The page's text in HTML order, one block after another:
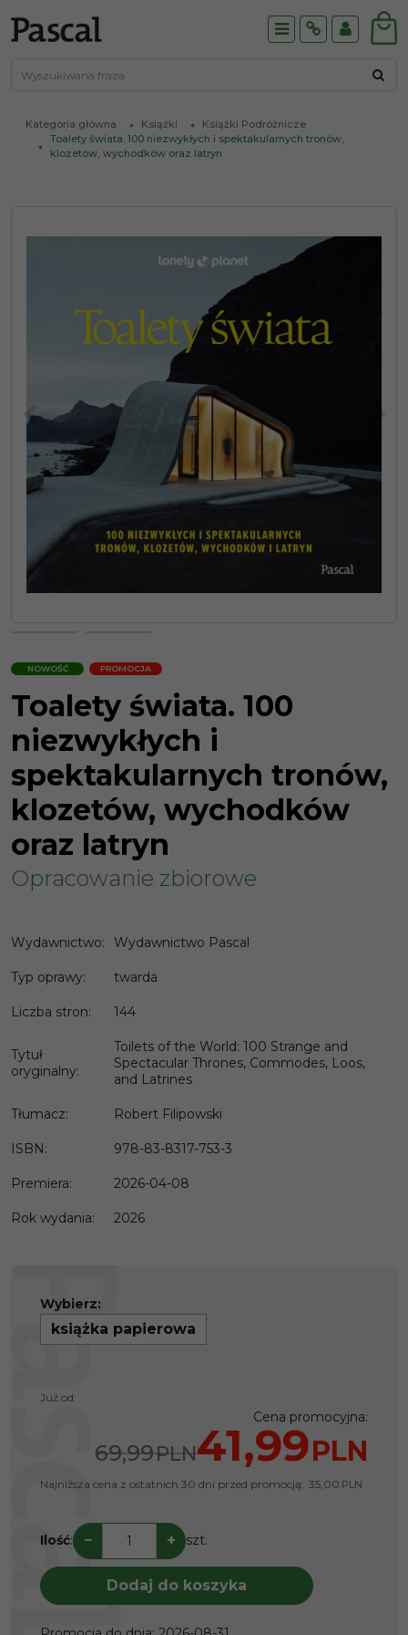
MenuInfoPanel
Kategoria główna Książki
Książki Podróżnicze
Toalety świata. 100 niezwykłych i spektakularnych tronów,
klozetów, wychodków oraz latryn
NOWOŚĆ PROMOCJA
Toalety świata. 100
niezwykłych i
spektakularnych tronów,
klozetów, wychodków
oraz latryn
Opracowanie zbiorowe
Wydawnictwo: Wydawnictwo Pascal
Typ oprawy: twarda
Liczba stron: 144
Tytuł
oryginalny:
Toilets of the World: 100 Strange and
Spectacular Thrones, Commodes, Loos,
and Latrines
Tłumacz: Robert Filipowski
ISBN: 978-83-8317-753-3
Premiera: 2026-04-08
Rok wydania: 2026
Wybierz:
książka papierowa
Już od:
Cena promocyjna:
69,99PLN41,99PLN
Najniższa cena z ostatnich 30 dni przed promocją: 35,00 PLN
Ilość: − + szt.
Dodaj do koszyka